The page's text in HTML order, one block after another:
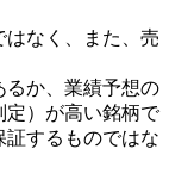
なく、また、売
るか、業績予想の
定）が高い銘柄で
するものではな